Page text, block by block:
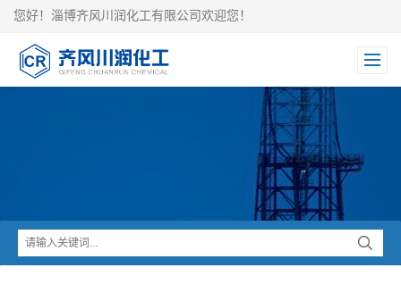
您好！淄博齐风川润化工有限公司欢迎您！